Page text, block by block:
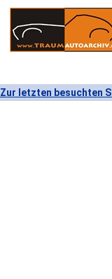
Zur letzten besuchten